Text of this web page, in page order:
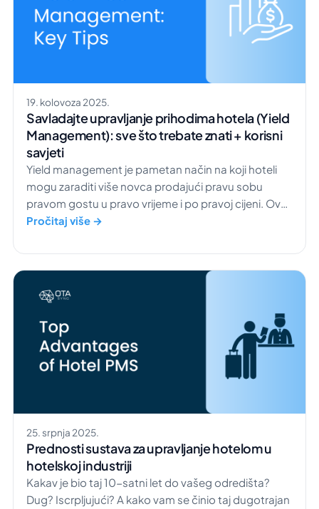
19. kolovoza 2025.
Savladajte upravljanje prihodima hotela (Yield
Management): sve što trebate znati + korisni
savjeti
Yield management je pametan način na koji hoteli
mogu zaraditi više novca prodajući pravu sobu
pravom gostu u pravo vrijeme i po pravoj cijeni. Ova
strategija potječe iz zrakoplovne industrije,
pomagala u određivanju boljih cijena sjedala. Danas
hoteli koriste sličan pristup kako bi povećali svoju […]
Pročitaj više →
25. srpnja 2025.
Prednosti sustava za upravljanje hotelom u
hotelskoj industriji
Kakav je bio taj 10-satni let do vašeg odredišta?
Dug? Iscrpljujući? A kako vam se činio taj dugotrajan